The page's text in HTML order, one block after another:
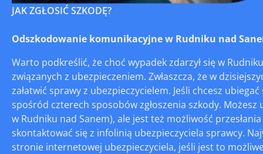
JAK ZGŁOSIĆ SZKODĘ?
Odszkodowanie komunikacyjne w Rudniku nad
Warto podkreślić, że choć wypadek zdarzył się w
związanych z ubezpieczeniem. Zwłaszcza, że w
załatwić sprawy z ubezpieczycielem. Jeśli chcesz
spośród czterech sposobów zgłoszenia szkody.
w Rudniku nad Sanem), ale jest też możliwość
skontaktować się z infolinią ubezpieczyciela sprawcy.
stronie internetowej ubezpieczyciela, jeśli jest to